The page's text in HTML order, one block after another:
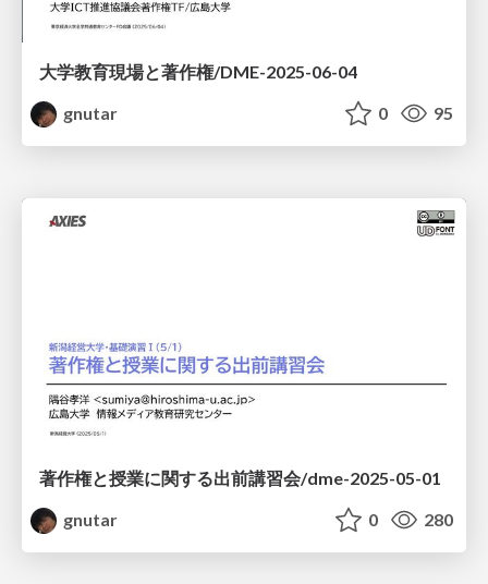
大学教育現場と著作権/DME-2025-06-04
gnutar
0 95
著作権と授業に関する出前講習会/dme-2025-05-01
gnutar
0 280